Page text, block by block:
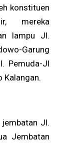
konstituen
mereka
lampu Jl.
Garung
Pemuda-Jl
Kalangan.
Jl.
Jembatan